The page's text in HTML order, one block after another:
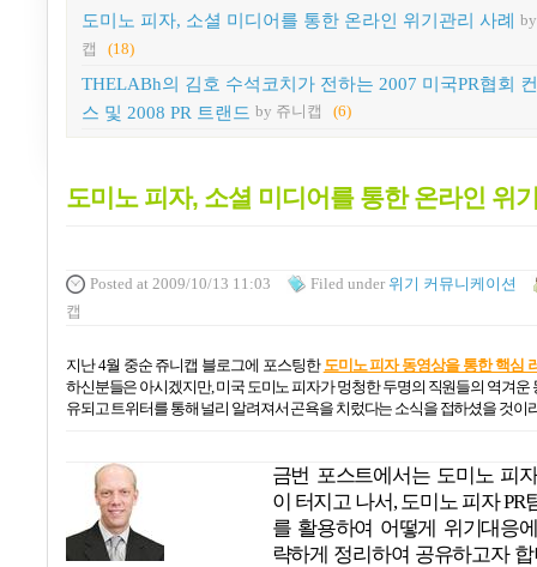
도미노 피자, 소셜 미디어를 통한 온라인 위기관리 사례
캡 (18)
THELABh의 김호 수석코치가 전하는 2007 미국PR협회
스 및 2008 PR 트랜드 by 쥬니캡 (6)
도미노 피자, 소셜 미디어를 통한 온라인 위
Posted at 2009/10/13 11:03 Filed under 위기 커뮤니케이션
캡
지난4월 중순 쥬니캡 블로그에 포스팅한 도미노 피자 동영상을 통한 핵심
하신분들은 아시겠지만, 미국 도미노 피자가 멍청한 두명의 직원들의 역겨운
유되고 트위터를 통해 널리 알려져서 곤욕을 치렀다는 소식을 접하셨을 것이
금번 포스트에서는 도미노 피
이 터지고 나서,도미노 피자PR
를 활용하여 어떻게 위기대응
략하게 정리하여 공유하고자